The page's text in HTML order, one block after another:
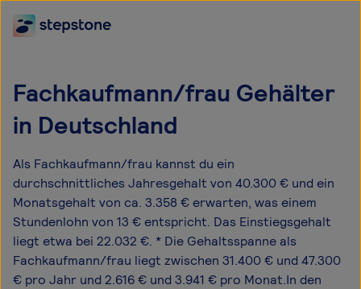
Fachkaufmann/frau Gehälter
in Deutschland
Als Fachkaufmann/frau kannst du ein
durchschnittliches Jahresgehalt von 40.300 € und ein
Monatsgehalt von ca. 3.358 € erwarten, was einem
Stundenlohn von 13 € entspricht. Das Einstiegsgehalt
liegt etwa bei 22.032 €. * Die Gehaltsspanne als
Fachkaufmann/frau liegt zwischen 31.400 € und 47.300
€ pro Jahr und 2.616 € und 3.941 € pro Monat.In den